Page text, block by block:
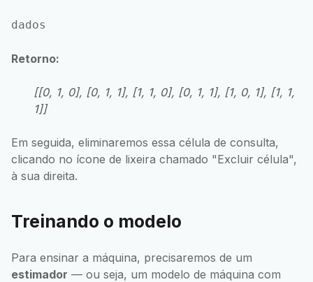
Retorno:
[[0, 1, 0], [0, 1, 1], [1, 1, 0], [0, 1, 1], [1, 0, 1], [1, 1,
1]]
Em seguida, eliminaremos essa célula de consulta,
clicando no ícone de lixeira chamado "Excluir célula",
à sua direita.
Treinando o modelo
Para ensinar a máquina, precisaremos de um
estimador — ou seja, um modelo de máquina com